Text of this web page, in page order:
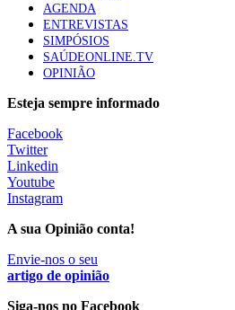
Trodelvy aprovado para
mama triplo negativo
61 visualizações
MAIS NOTÍCIAS
Chefes de equipa das urgências do
apresentam demissão
Sida matou 650 mil pessoas em 2021,
AGENDA
ENTREVISTAS
SIMPÓSIOS
SAÚDEONLINE.TV
OPINIÃO
Esteja sempre informado
Facebook
Twitter
Linkedin
Youtube
Instagram
A sua Opinião conta!
Envie-nos o seu
artigo de opinião
Siga-nos no Facebook